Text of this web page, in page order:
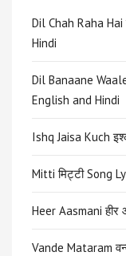
Dil Chah Raha Hai
Hindi
Dil Banaane
English and Hindi
Ishq Jaisa Kuch
Mitti मिट्टी Song
Heer Aasmani
Vande Mataram